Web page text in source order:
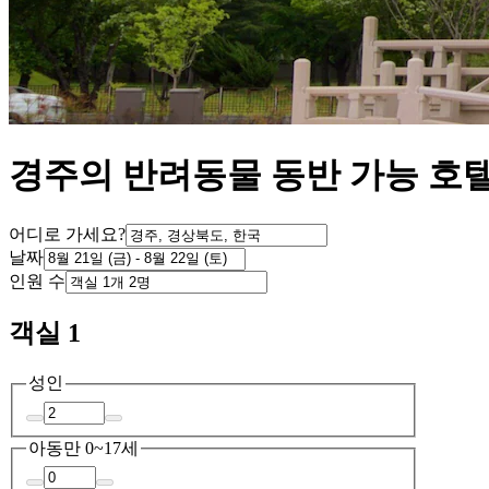
경주의 반려동물 동반 가능 호
어디로 가세요?
날짜
인원 수
객실 1
성인
아동만 0~17세